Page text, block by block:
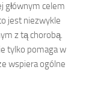
głównym celem
jest niezwykle
z tą chorobą.
tylko pomaga w
wspiera ogólne